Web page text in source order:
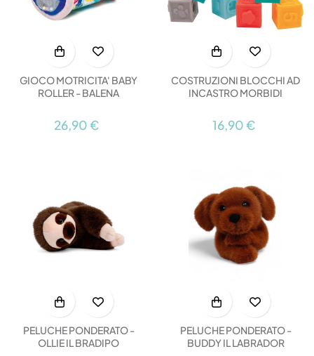
GIOCO MOTRICITA' BABY
ROLLER - BALENA
26,90 €
COSTRUZIONI BLOCCHI AD
INCASTRO MORBIDI
16,90 €
PELUCHE PONDERATO -
OLLIE IL BRADIPO
PELUCHE PONDERATO -
BUDDY IL LABRADOR